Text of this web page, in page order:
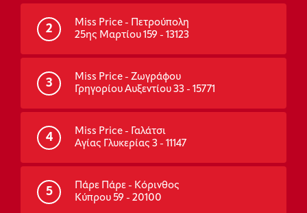
2
Miss Price - Πετρούπολη
25ης Μαρτίου 159 - 13123
3
Miss Price - Ζωγράφου
Γρηγορίου Αυξεντίου 33 - 15771
4
Miss Price - Γαλάτσι
Αγίας Γλυκερίας 3 - 11147
5
Πάρε Πάρε - Κόρινθος
Κύπρου 59 - 20100